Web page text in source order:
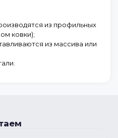
из профильных
ковки);
из массива или